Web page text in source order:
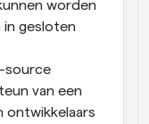
worden
in gesloten
source
van een
ontwikkelaars